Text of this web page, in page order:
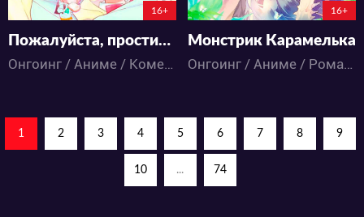
16+
Пожалуйста, простите моих младших братьев
Онгоинг / Аниме / Комедия / Романтика / Сёдзё
16+
Монстрик Карамелька
Онгоинг / Аниме / Романтика / Школа
1 2 3 4 5 6 7 8 9
10 ... 74